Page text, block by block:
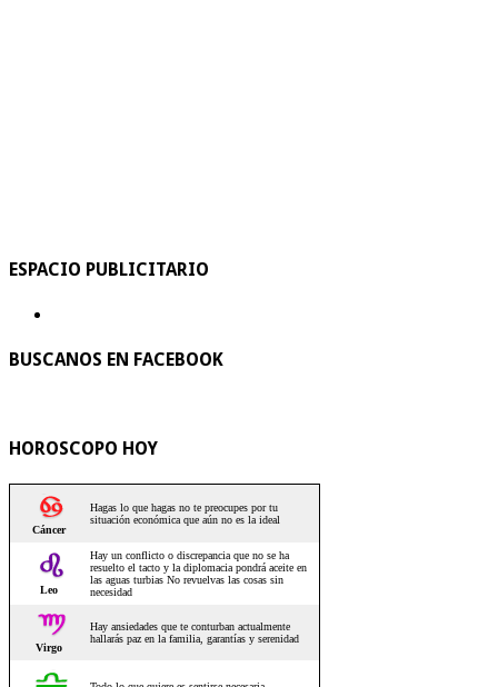
ESPACIO PUBLICITARIO
BUSCANOS EN FACEBOOK
HOROSCOPO HOY